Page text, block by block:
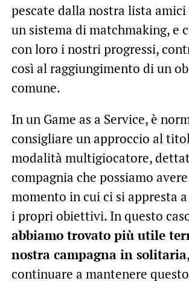
pescate dalla nostra lista
un sistema di matchmaking, e
con loro i nostri progressi,
così al raggiungimento di un
comune.
In un Game as a Service, è
consigliare un approccio al
modalità multigiocatore,
compagnia che possiamo
momento in cui ci si appresta
i propri obiettivi. In questo
abbiamo trovato più utile
nostra campagna in solitaria
continuare a mantenere